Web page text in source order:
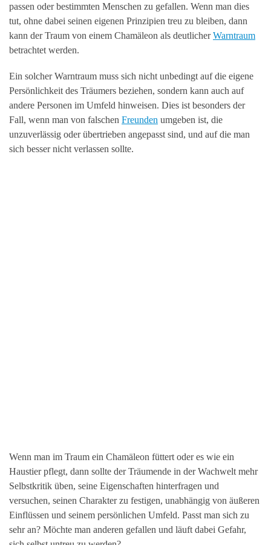
passen oder bestimmten Menschen zu gefallen. Wenn man dies
tut, ohne dabei seinen eigenen Prinzipien treu zu bleiben, dann
kann der Traum von einem Chamäleon als deutlicherWarntraum
betrachtet werden.
Ein solcher Warntraum muss sich nicht unbedingt auf die eigene
Persönlichkeit des Träumers beziehen, sondern kann auch auf
andere Personen im Umfeld hinweisen. Dies ist besonders der
Fall, wenn man von falschen Freunden umgeben ist, die
unzuverlässig oder übertrieben angepasst sind, und auf die man
sich besser nicht verlassen sollte.
Wenn man im Traum ein Chamäleon füttert oder es wie ein
Haustier pflegt, dann sollte der Träumende in der Wachwelt mehr
Selbstkritik üben, seine Eigenschaften hinterfragen und
versuchen, seinen Charakter zu festigen, unabhängig von äußeren
Einflüssen und seinem persönlichen Umfeld. Passt man sich zu
sehr an? Möchte man anderen gefallen und läuft dabei Gefahr,